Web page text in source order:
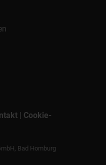
| Cookie-
Bad Homburg